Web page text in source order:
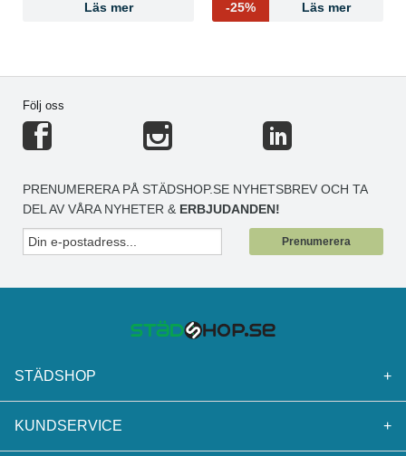
Läs mer -25% Läs mer
Följ oss
PRENUMERERA PÅ STÄDSHOP.SE NYHETSBREV OCH TA
DEL AV VÅRA NYHETER & ERBJUDANDEN!
Prenumerera
STÄDSHOP +
KUNDSERVICE +